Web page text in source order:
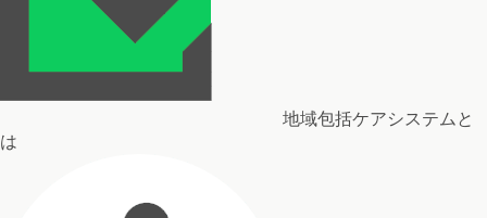
地域包括ケアシステムと
は